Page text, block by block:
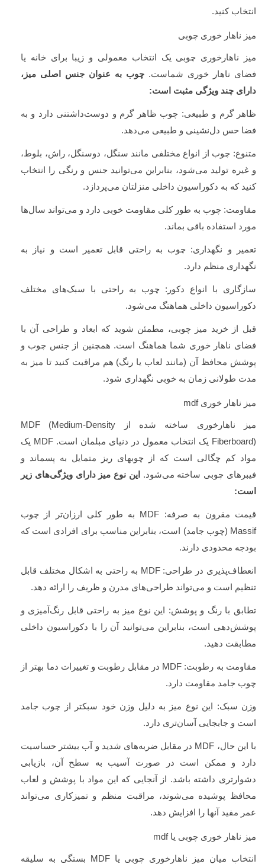
انتخاب کنید.
میز ناهار خوری چوبی
میز ناهارخوری چوبی یک انتخاب معمولی و زیبا برای خانه یا
فضای ناهار خوری شماست. چوب به عنوان جنس اصلی میز،
دارای چند ویژگی مثبت است:
ظاهر گرم و طبیعی: چوب ظاهر گرم و دوست‌داشتنی دارد و به
فضا حس دل‌نشینی و طبیعی می‌دهد.
متنوع: چوب از انواع مختلفی مانند سنگل، دوسنگل، راش، بلوط،
و غیره تولید می‌شود، بنابراین می‌توانید جنس و رنگی را انتخاب
کنید که به دکوراسیون داخلی منزلتان می‌پردازد.
مقاومت: چوب به طور کلی مقاومت خوبی دارد و می‌تواند سال‌ها
مورد استفاده باقی بماند.
تعمیر و نگهداری: چوب به راحتی قابل تعمیر است و نیاز به
نگهداری منظم دارد.
سازگاری با انواع دکور: چوب به راحتی با سبک‌های مختلف
دکوراسیون داخلی هماهنگ می‌شود.
قبل از خرید میز چوبی، مطمئن شوید که ابعاد و طراحی آن با
فضای ناهار خوری شما هماهنگ است. همچنین از جنس چوب و
پوشش محافظ آن (مانند لعاب یا رنگ) هم مراقبت کنید تا میز به
مدت طولانی زمان به خوبی نگهداری شود.
میز ناهار خوریmdf
میز ناهارخوری ساخته شده از MDF (Medium-Density
Fiberboard) یک انتخاب معمول در دنیای مبلمان است. MDF یک
مواد کم چگالی است که از چوبهای ریز متمایل به پسماند و
فیبرهای چوبی ساخته می‌شود.
این نوع میز دارای ویژگی‌های زیر
است:
قیمت مقرون به صرفه: MDF به طور کلی ارزان‌تر از چوب
Massif (چوب جامد) است، بنابراین مناسب برای افرادی است که
بودجه محدودی دارند.
انعطاف‌پذیری در طراحی:MDF به راحتی به اشکال مختلف قابل
تنظیم است و می‌تواند طراحی‌های مدرن و ظریف را ارائه دهد.
تطابق با رنگ و پوشش: این نوع میز به راحتی قابل رنگ‌آمیزی و
پوشش‌دهی است، بنابراین می‌توانید آن را با دکوراسیون داخلی
مطابقت دهید.
مقاومت به رطوبت: MDF در مقابل رطوبت و تغییرات دما بهتر از
چوب جامد مقاومت دارد.
وزن سبک: این نوع میز به دلیل وزن خود سبکتر از چوب جامد
است و جابجایی آسان‌تری دارد.
با این حال، MDF در مقابل ضربه‌های شدید و آب بیشتر حساسیت
دارد و ممکن است در صورت آسیب به سطح آن، بازیابی
دشوارتری داشته باشد. از آنجایی که این مواد با پوشش و لعاب
محافظ پوشیده می‌شوند، مراقبت منظم و تمیزکاری می‌تواند
عمر مفید آنها را افزایش دهد.
میز ناهار خوری چوبی یاmdf
انتخاب میان میز ناهارخوری چوبی یاMDF
بستگی به سلیقه